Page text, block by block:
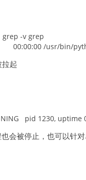
grep -v grep
00:00:00 /usr/bin/
起
pid 1230, uptime
会被停止，也可以针